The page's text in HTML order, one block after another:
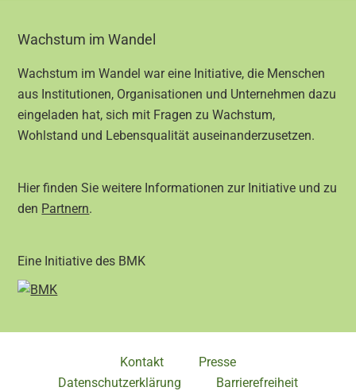
Footer
Wachstum im Wandel
Wachstum im Wandel war eine Initiative, die Menschen
aus Institutionen, Organisationen und Unternehmen dazu
eingeladen hat, sich mit Fragen zu Wachstum,
Wohlstand und Lebensqualität auseinanderzusetzen.
Hier finden Sie weitere Informationen zur Initiative und zu
den Partnern.
Eine Initiative des BMK
Kontakt
Presse
Datenschutzerklärung
Barrierefreiheit